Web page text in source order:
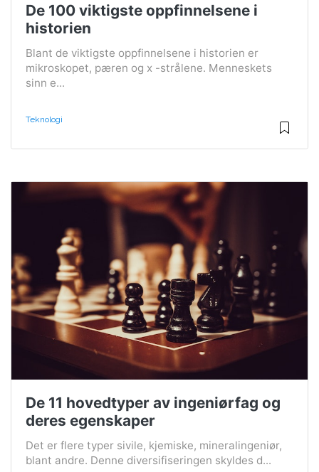
De 100 viktigste oppfinnelsene i
historien
Blant de viktigste oppfinnelsene i historien er
mikroskopet, pæren og x -strålene. Menneskets
sinn e...
Teknologi
De 11 hovedtyper av ingeniørfag og
deres egenskaper
Det er flere typer sivile, kjemiske, mineralingeniør,
blant andre. Denne diversifiseringen skyldes d...